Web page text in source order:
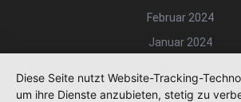
Februar 2024
Januar 2024
November 2023
Diese Seite nutzt Website-Tracking-
um ihre Dienste anzubieten, stetig zu